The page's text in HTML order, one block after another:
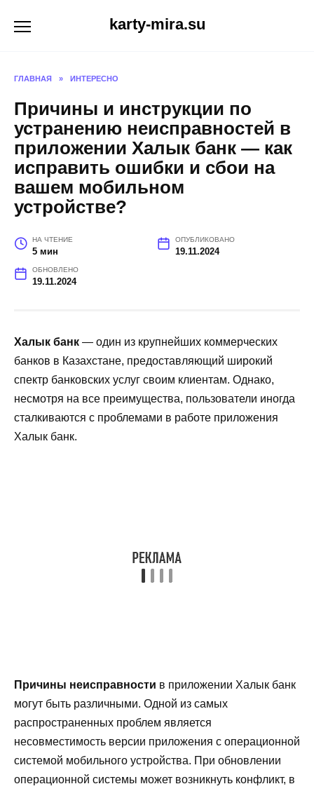
karty-mira.su
ГЛАВНАЯ » ИНТЕРЕСНО
Причины и инструкции по
устранению неисправностей в
приложении Халык банк — как
исправить ошибки и сбои на
вашем мобильном
устройстве?
НА ЧТЕНИЕ
5 мин
ОПУБЛИКОВАНО
19.11.2024
ОБНОВЛЕНО
19.11.2024
Халык банк — один из крупнейших коммерческих
банков в Казахстане, предоставляющий широкий
спектр банковских услуг своим клиентам. Однако,
несмотря на все преимущества, пользователи иногда
сталкиваются с проблемами в работе приложения
Халык банк.
Причины неисправности в приложении Халык банк
могут быть различными. Одной из самых
распространенных проблем является
несовместимость версии приложения с операционной
системой мобильного устройства. При обновлении
операционной системы может возникнуть конфликт, в